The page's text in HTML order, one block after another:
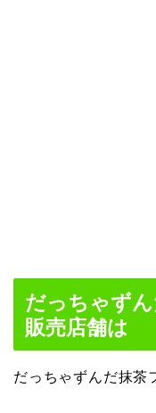
だっちゃず
販売店舗は
だっちゃずんだ抹茶